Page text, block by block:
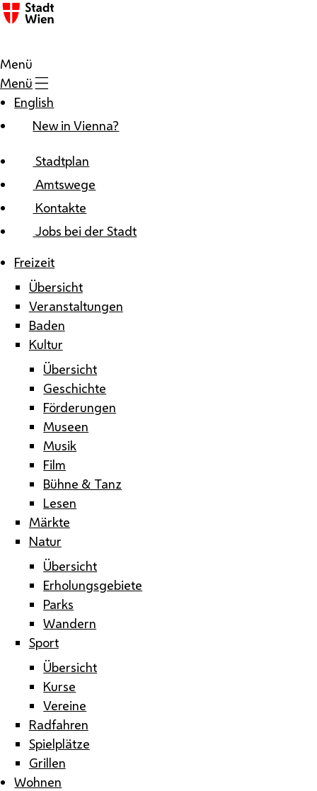
Zum Inhalt
Menü
Menü
English
New in Vienna?
Stadtplan
Amtswege
Kontakte
Jobs bei der Stadt
Freizeit
Übersicht
Veranstaltungen
Baden
Kultur
Übersicht
Geschichte
Förderungen
Museen
Musik
Film
Bühne & Tanz
Lesen
Märkte
Natur
Übersicht
Erholungsgebiete
Parks
Wandern
Sport
Übersicht
Kurse
Vereine
Radfahren
Spielplätze
Grillen
Wohnen